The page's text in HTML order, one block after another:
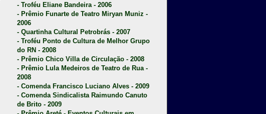
- Troféu Eliane Bandeira - 2006
- Prêmio Funarte de Teatro Miryan Muniz -
2006
- Quartinha Cultural Petrobrás - 2007
- Troféu Ponto de Cultura de Melhor Grupo
do RN - 2008
- Prêmio Chico Villa de Circulação - 2008
- Prêmio Lula Medeiros de Teatro de Rua -
2008
- Comenda Francisco Luciano Alves - 2009
- Comenda Sindicalista Raimundo Canuto
de Brito - 2009